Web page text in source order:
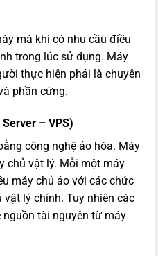
mà khi có nhu cầu điều
trong lúc sử dụng. Máy
thực hiện phải là chuyên
phần cứng.
– VPS)
công nghệ ảo hóa. Máy
chủ vật lý. Mỗi một máy
máy chủ ảo với các chức
lý chính. Tuy nhiên các
nguồn tài nguyên từ máy